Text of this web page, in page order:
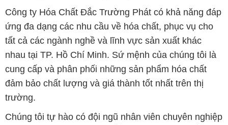
Công ty Hóa Chất Đắc Trường Phát có khả năng đáp
ứng đa dạng các nhu cầu về hóa chất, phục vụ cho
tất cả các ngành nghề và lĩnh vực sản xuất khác
nhau tại TP. Hồ Chí Minh. Sứ mệnh của chúng tôi là
cung cấp và phân phối những sản phẩm hóa chất
đảm bảo chất lượng và giá thành tốt nhất trên thị
trường.
Chúng tôi tự hào có đội ngũ nhân viên chuyên nghiệp